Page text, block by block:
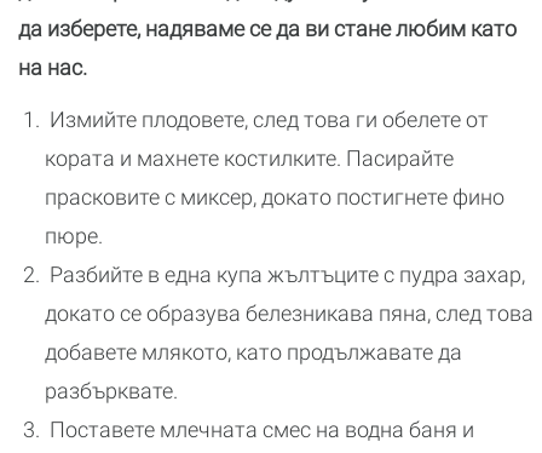
да изберете, надяваме се да ви стане любим като
на нас.
Измийте плодовете, след това ги обелете от
кората и махнете костилките. Пасирайте
прасковите с миксер, докато постигнете фино
пюре.
Разбийте в една купа жълтъците с пудра захар,
докато се образува белезникава пяна, след това
добавете млякото, като продължавате да
разбърквате.
Поставете млечната смес на водна баня и